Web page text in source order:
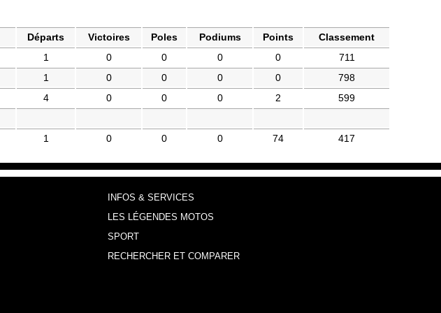
Départs Victoires Poles Podiums Points
Classement
1 0 0 0 0
711
1 0 0 0 0
798
4 0 0 0 2
599
1 0 0 0 74 417
INFOS & SERVICES
LES LÉGENDES MOTOS
SPORT
RECHERCHER ET COMPARER